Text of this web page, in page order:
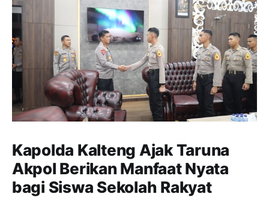
Kapolda Kalteng Ajak Taruna
Akpol Berikan Manfaat Nyata
bagi Siswa Sekolah Rakyat